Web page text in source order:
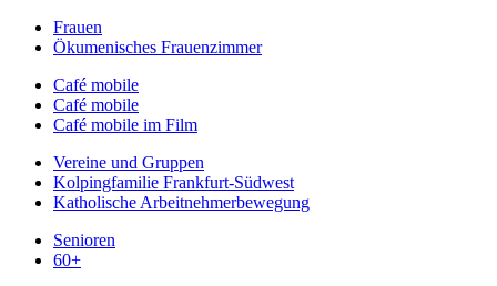
Frauen
Ökumenisches Frauenzimmer
Café mobile
Café mobile
Café mobile im Film
Vereine und Gruppen
Kolpingfamilie Frankfurt-Südwest
Katholische Arbeitnehmerbewegung
Senioren
60+